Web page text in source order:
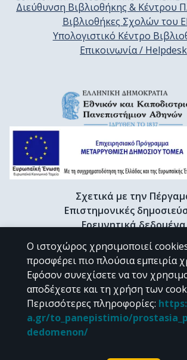
Διεύθυνση Βιβλιοθήκης & Κέντρου
Βιβλιοθήκες Σχολών του
Υπολογιστικό Κέντρο
Επικοινωνία / Helpdesk
Σχετικά με την
Επιστημονικές
Ερευνητικά δεδομένα
Διδακτορικές διατριβές & Γκρίζα
Προφίλ Ερευνητή
CC BY-NC
Εκτός αν αναφέρεται διαφορετικά, το υλικό της
Ο ιστοχώρος χρησιμοποιεί
προσφέρει πιο πλούσια εμπειρία
Εφόσον συνεχίσετε να τον
αποδέχεστε και τη χρήση των
Περισσότερες πληροφορίες:
a.gr/to_panepistimio/
dedomenon/